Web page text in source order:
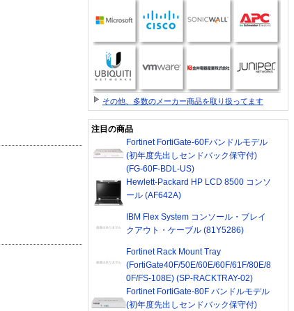
その他、多数のメーカー商品を取り扱ってます
注目の商品
Fortinet FortiGate-60Fバンドルモデル
(初年度先出しセンドバック保守付)
(FG-60F-BDL-US)
Hewlett-Packard HP LCD 8500 コンソ
ール (AF642A)
IBM Flex System コンソール・ブレイ
クアウト・ケーブル (81Y5286)
Fortinet Rack Mount Tray
(FortiGate40F/50E/60E/60F/61F/80E/8
0F/FS-108E) (SP-RACKTRAY-02)
Fortinet FortiGate-80F バンドルモデル
(初年度先出しセンドバック保守付)